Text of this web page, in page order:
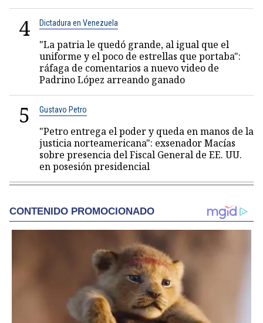
4 Dictadura en Venezuela
"La patria le quedó grande, al igual que el
uniforme y el poco de estrellas que portaba":
ráfaga de comentarios a nuevo video de
Padrino López arreando ganado
5 Gustavo Petro
"Petro entrega el poder y queda en manos de la
justicia norteamericana": exsenador Macías
sobre presencia del Fiscal General de EE. UU.
en posesión presidencial